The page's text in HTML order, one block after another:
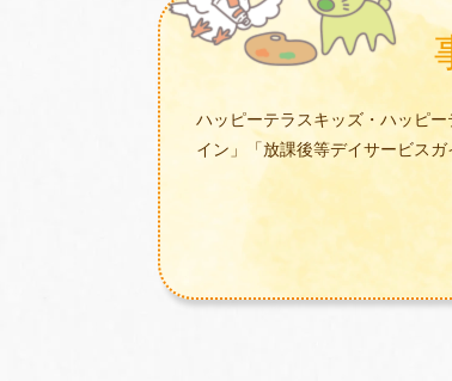
ハッピーテラスキッズ・ハッピ
イン」「放課後等デイサービス